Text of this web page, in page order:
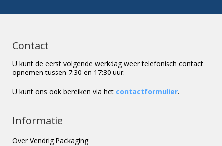
Contact
U kunt de eerst volgende werkdag weer telefonisch contact
opnemen tussen 7:30 en 17:30 uur.
U kunt ons ook bereiken via het contactformulier.
Informatie
Over Vendrig Packaging